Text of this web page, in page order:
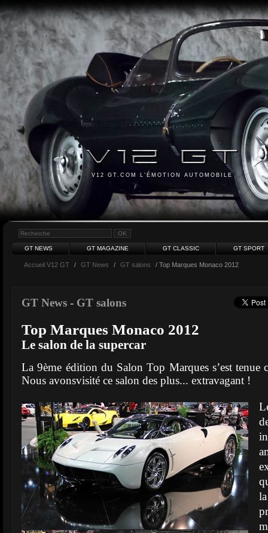
V12 GT.COM L'ÉMOTION AUTOMOBILE
GT NEWS GT MAGAZINE GT CLASSIC GT SPORT
Accueil V12 GT / GT News / GT salons / Top Marques Monaco 2012
GT News - GT salons
Top Marques Monaco 2012
Le salon de la supercar
La 9ème édition du Salon Top Marques sʼest tenue
Nous avonsvisité ce salon des plus... extravagant !